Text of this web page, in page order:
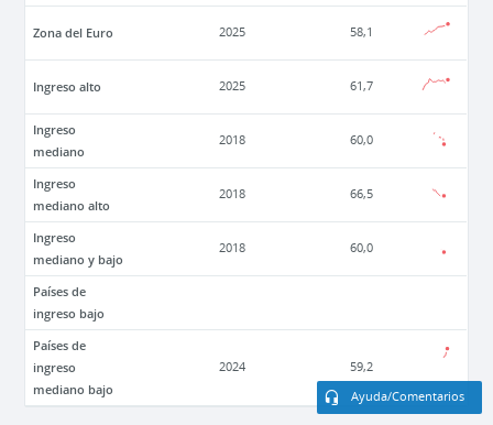
Zona del Euro 2025 58,1
Ingreso alto 2025 61,7
Ingreso
mediano
2018 60,0
Ingreso
mediano alto
2018 66,5
Ingreso
mediano y bajo
2018 60,0
Países de
ingreso bajo
Países de
ingreso
mediano bajo
2024 59,2
Ayuda/Comentarios